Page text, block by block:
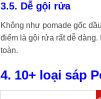
3.5. Dễ gội rửa
Không như pomade gốc
điểm là gội rửa rất dễ
toàn.
4. 10+ loại sáp